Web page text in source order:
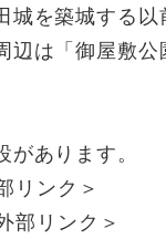
城を築城する
辺は「御屋敷
あります。
リンク＞
部リンク＞